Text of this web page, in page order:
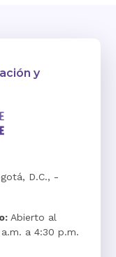
y
D.C., -
Abierto al
a 4:30 p.m.